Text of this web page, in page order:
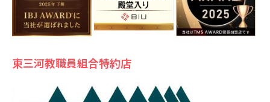
東三河教職員組合特約店